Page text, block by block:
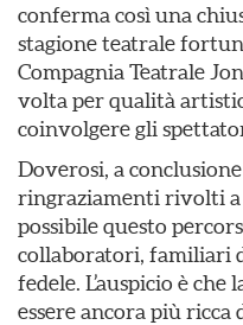
conferma così una
stagione teatrale
Compagnia Teatrale
volta per qualità
coinvolgere gli
Doverosi, a
ringraziamenti rivolti
possibile questo
collaboratori, familiari
fedele. L’auspicio è che
essere ancora più ricca